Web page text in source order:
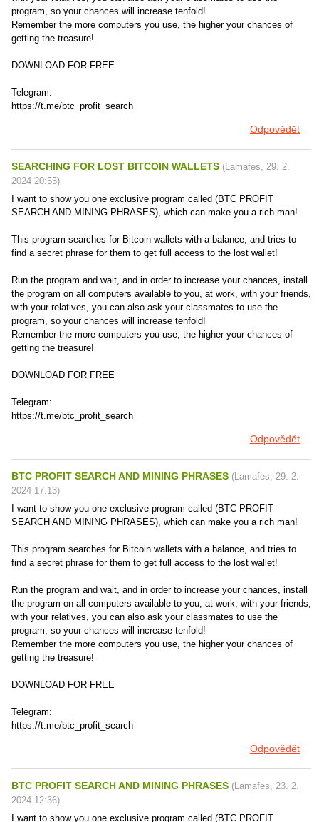
program, so your chances will increase tenfold!
Remember the more computers you use, the higher your chances of
getting the treasure!
DOWNLOAD FOR FREE
Telegram:
https://t.me/btc_profit_search
Odpovědět
SEARCHING FOR LOST BITCOIN WALLETS (Lamafes
29. 2.
2024 20:55)
I want to show you one exclusive program called (BTC PROFIT
SEARCH AND MINING PHRASES), which can make you a rich man!
This program searches for Bitcoin wallets with a balance, and tries to
find a secret phrase for them to get full access to the lost wallet!
Run the program and wait, and in order to increase your chances, install
the program on all computers available to you, at work, with your friends,
with your relatives, you can also ask your classmates to use the
program, so your chances will increase tenfold!
Remember the more computers you use, the higher your chances of
getting the treasure!
DOWNLOAD FOR FREE
Telegram:
https://t.me/btc_profit_search
Odpovědět
BTC PROFIT SEARCH AND MINING PHRASES (Lamafes
29. 2.
2024 17:13)
I want to show you one exclusive program called (BTC PROFIT
SEARCH AND MINING PHRASES), which can make you a rich man!
This program searches for Bitcoin wallets with a balance, and tries to
find a secret phrase for them to get full access to the lost wallet!
Run the program and wait, and in order to increase your chances, install
the program on all computers available to you, at work, with your friends,
with your relatives, you can also ask your classmates to use the
program, so your chances will increase tenfold!
Remember the more computers you use, the higher your chances of
getting the treasure!
DOWNLOAD FOR FREE
Telegram:
https://t.me/btc_profit_search
Odpovědět
BTC PROFIT SEARCH AND MINING PHRASES (Lamafes
23. 2.
2024 12:36)
I want to show you one exclusive program called (BTC PROFIT